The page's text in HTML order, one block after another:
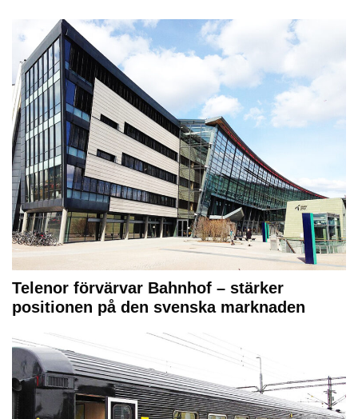
Telenor förvärvar Bahnhof – stärker
positionen på den svenska marknaden